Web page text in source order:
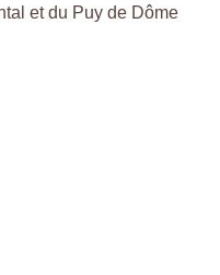
et du Puy de Dôme